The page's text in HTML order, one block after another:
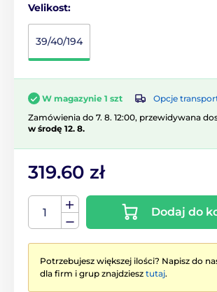
Velikost:
39/40/194
W magazynie 1 szt
Opcje
Zamówienia do 7. 8. 12:00, przewidywana
w środę 12. 8.
319.60 zł
Dodaj do
Potrzebujesz większej ilości? Napisz do
dla firm i grup znajdziesz tutaj.